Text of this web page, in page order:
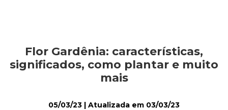
Cultivo e Manutenção
Flor Gardênia: características,
significados, como plantar e muito
mais
05/03/23 | Atualizada em 03/03/23